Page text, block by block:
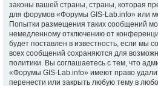
законы вашей страны, страны, которая
для форумов «Форумы GIS-Lab.info» или
Попытки размещения таких сообщений
немедленному отключению от
будет поставлен в известность, если мы
всех сообщений сохраняются для
политики. Вы соглашаетесь с тем, что
«Форумы GIS-Lab.info» имеют право
перенести или закрыть любую тему в